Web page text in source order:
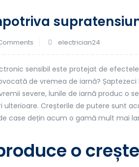
electrician24
sensibil este protejat de
de vremea de iarnă?
severe, lunile de iarnă produc o
ulterioare. Creșterile de putere sunt
case dețin acum o gamă mult mai
o